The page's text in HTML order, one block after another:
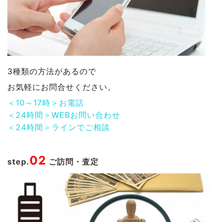
3種類の方法があるので
お気軽にお問合せください。
＜10～17時＞お電話
＜24時間＞WEBお問い合わせ
＜24時間＞ラインでご相談
step.02 ご訪問・査定